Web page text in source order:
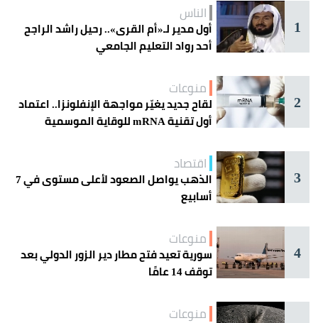
1
الناس
أول مدير لـ«أم القرى».. رحيل راشد الراجح
أحد رواد التعليم الجامعي
2
منوعات
لقاح جديد يغيّر مواجهة الإنفلونزا.. اعتماد
أول تقنية mRNA للوقاية الموسمية
3
اقتصاد
الذهب يواصل الصعود لأعلى مستوى في 7
أسابيع
4
منوعات
سورية تعيد فتح مطار دير الزور الدولي بعد
توقف 14 عامًا
منوعات